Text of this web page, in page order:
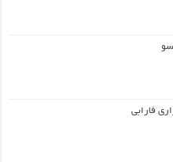
فارابی